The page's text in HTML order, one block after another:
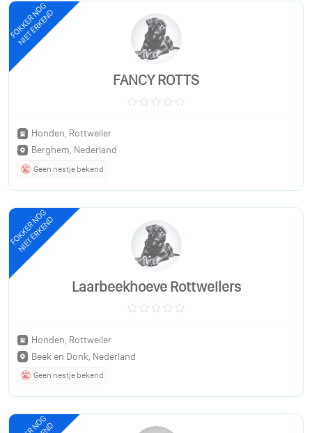
FOKKER NOG
NIET ERKEND
FANCY ROTTS
Honden, Rottweiler
Berghem, Nederland
Geen nestje bekend
FOKKER NOG
NIET ERKEND
Laarbeekhoeve Rottweilers
Honden, Rottweiler
Beek en Donk, Nederland
Geen nestje bekend